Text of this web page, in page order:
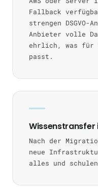
Fallback
strengen DSGVO-
Anbieter volle
ehrlich, was für
passt.
Wissenstransfer
Nach der
neue
alles und